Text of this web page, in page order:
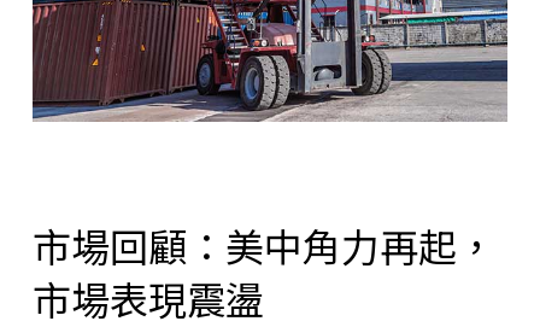
市場回顧：美中角力再起，
市場表現震盪